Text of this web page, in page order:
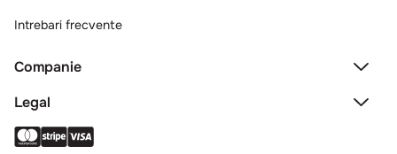
Intrebari frecvente
Companie
Legal